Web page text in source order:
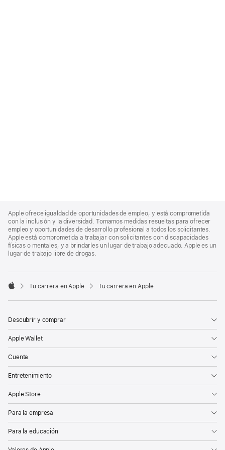
Footer
Apple ofrece igualdad de oportunidades de empleo, y está comprometida
con la inclusión y la diversidad. Tomamos medidas resueltas para ofrecer
empleo y oportunidades de desarrollo profesional a todos los solicitantes.
Apple está comprometida a trabajar con solicitantes con discapacidades
físicas o mentales, y a brindarles un lugar de trabajo adecuado. Apple es un
lugar de trabajo libre de drogas.

Tu carrera en Apple Tu carrera en Apple
Descubrir y comprar
Apple Wallet
Cuenta
Entretenimiento
Apple Store
Para la empresa
Para la educación